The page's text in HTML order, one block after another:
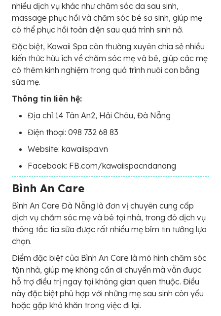
nhiều dịch vụ khác như chăm sóc da sau sinh,
massage phục hồi và chăm sóc bé sơ sinh, giúp mẹ
có thể phục hồi toàn diện sau quá trình sinh nở.
Đặc biệt, Kawaii Spa còn thường xuyên chia sẻ nhiều
kiến thức hữu ích về chăm sóc mẹ và bé, giúp các mẹ
có thêm kinh nghiệm trong quá trình nuôi con bằng
sữa mẹ.
Thông tin liên hệ:
Địa chỉ:14 Tân An2, Hải Châu, Đà Nẵng
Điện thoại: 098 732 68 83
Website: kawaiispa.vn
Facebook: FB.com/kawaiispacndanang
Bình An Care
Bình An Care Đà Nẵng là đơn vị chuyên cung cấp
dịch vụ chăm sóc mẹ và bé tại nhà, trong đó dịch vụ
thông tắc tia sữa được rất nhiều mẹ bỉm tin tưởng lựa
chọn.
Điểm đặc biệt của Bình An Care là mô hình chăm sóc
tận nhà, giúp mẹ không cần di chuyển mà vẫn được
hỗ trợ điều trị ngay tại không gian quen thuộc. Điều
này đặc biệt phù hợp với những mẹ sau sinh còn yếu
hoặc gặp khó khăn trong việc đi lại.